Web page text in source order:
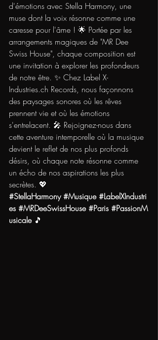
d'émotions avec Stella Harmony, une
muse dont la voix résonne comme une
caresse pour l'âme ! 🌟 Portée par les
arrangements magiques de "MR Dee
Swiss House", chaque composition est
une invitation à explorer les profondeurs
de notre être. ✨ Chez Label X-
Industries.ch Records, nous façonnons
des paysages sonores où les rêves
prennent vie et où les émotions
s'entrelacent. 🎤 Rejoignez-nous dans
cette aventure intemporelle où la musique
devient le reflet de nos plus profonds
désirs, où chaque note résonne comme
un écho de nos aspirations les plus
secrètes. 💖
#StellaHarmony #Musique #LabelXIndustri
es #MRDeeSwissHouse #Paris #PassionM
usicale 🎵